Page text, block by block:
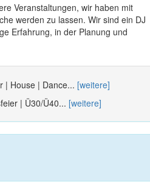
Veranstaltungen, wir haben mit
werden zu lassen. Wir sind ein DJ
Erfahrung, in der Planung und
| House | Dance... [weitere]
| Ü30/Ü40... [weitere]